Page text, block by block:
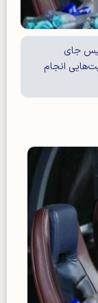
جای
انجام